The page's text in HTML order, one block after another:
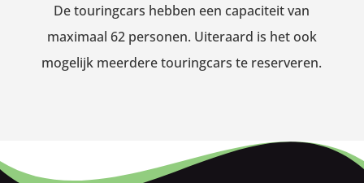
De touringcars hebben een capaciteit van
maximaal 62 personen. Uiteraard is het ook
mogelijk meerdere touringcars te reserveren.